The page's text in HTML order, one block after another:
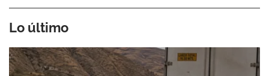
Lo último